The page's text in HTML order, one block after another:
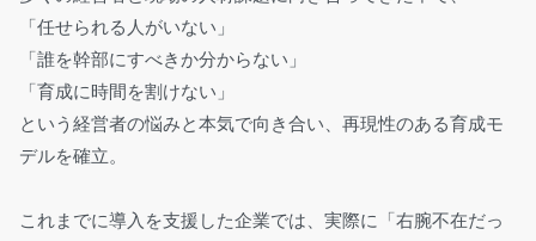
「任せられる人がいない」
「誰を幹部にすべきか分からない」
「育成に時間を割けない」
という経営者の悩みと本気で向き合い、再現性のある育成モ
デルを確立。
これまでに導入を支援した企業では、実際に「右腕不在だっ